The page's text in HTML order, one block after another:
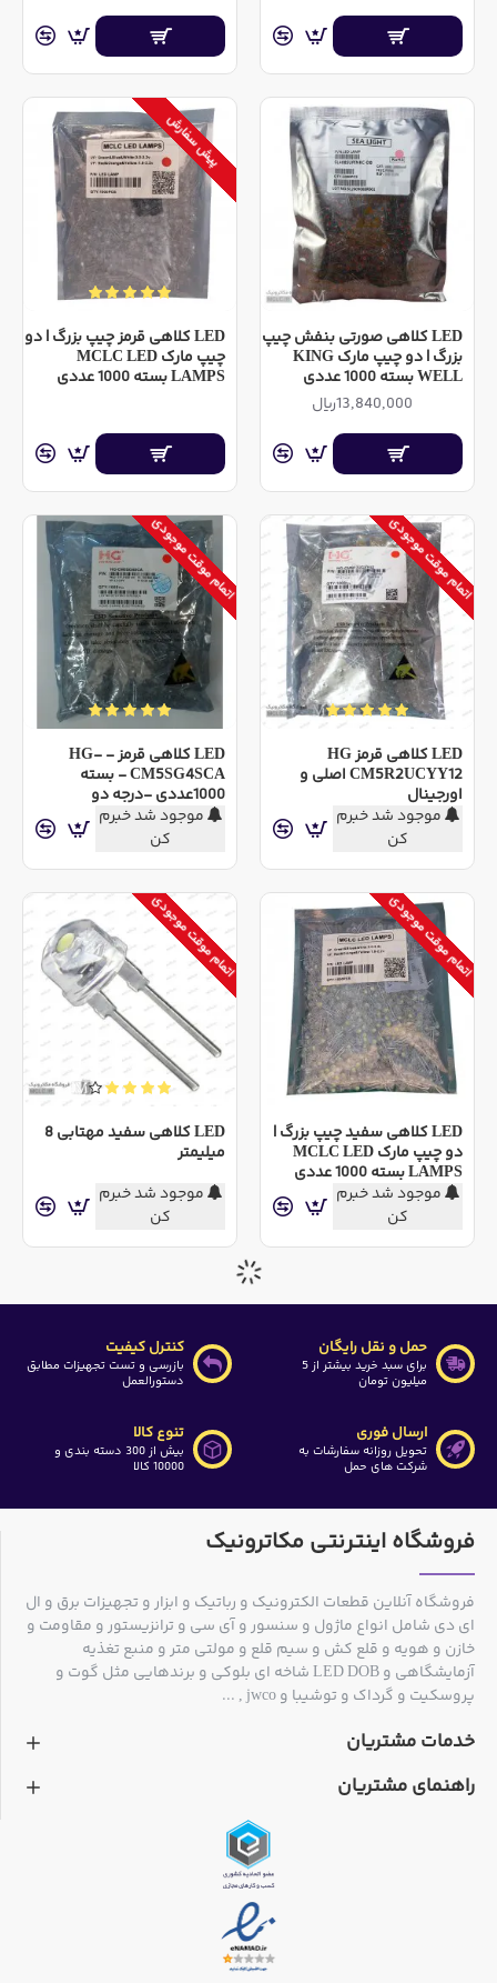
LED کلاهی صورتی بنفش چیپ
بزرگ | دو چیپ مارک KING
WELL بسته 1000 عددی
13,840,000ریال
پیش سفارش
LED کلاهی قرمز چیپ بزرگ | دو
چیپ مارک MCLC LED
LAMPS بسته 1000 عددی
اتمام موقت موجودی
LED کلاهی قرمز HG
CM5R2UCYY12 اصلی و
اورجینال
موجود شد خبرم
کن
اتمام موقت موجودی
LED کلاهی قرمز - HG-
CM5SG4SCA - بسته
1000عددی -درجه دو
موجود شد خبرم
کن
اتمام موقت موجودی
LED کلاهی سفید چیپ بزرگ |
دو چیپ مارک MCLC LED
LAMPS بسته 1000 عددی
موجود شد خبرم
کن
اتمام موقت موجودی
LED کلاهی سفید مهتابی 8
میلیمتر
موجود شد خبرم
کن
حمل و نقل رایگان
برای سبد خرید بیشتر از 5
میلیون تومان
کنترل کیفیت
بازرسی و تست تجهیزات مطابق
دستورالعمل
ارسال فوری
تحویل روزانه سفارشات به
شرکت های حمل
تنوع کالا
بیش از 300 دسته بندی و
10000 کالا
فروشگاه اینترنتی مکاترونیک
فروشگاه آنلاین قطعات الکترونیک و رباتیک و ابزار و تجهیزات برق و ال
ای دی شامل انواع ماژول و سنسور و آی سی و ترانزیستور و مقاومت و
خازن و هویه و قلع کش و سیم قلع و مولتی متر و منبع تغذیه
آزمایشگاهی و LED DOB شاخه ای بلوکی و برندهایی مثل گوت و
پروسکیت و گرداک و توشیبا و jwco , ...
خدمات مشتریان
راهنمای مشتریان